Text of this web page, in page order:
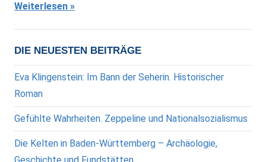
Weiterlesen
DIE NEUESTEN BEITRÄGE
Eva Klingenstein: Im Bann der Seherin. Historischer
Roman
Gefühlte Wahrheiten. Zeppeline und Nationalsozialismus
Die Kelten in Baden-Württemberg – Archäologie,